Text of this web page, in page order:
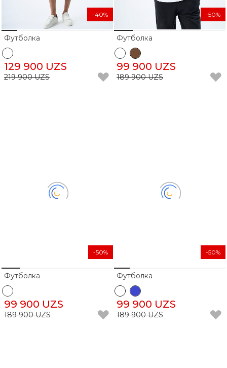
Футболка
129 900 UZS
219 900 UZS
-40%
Футболка
99 900 UZS
189 900 UZS
-50%
Футболка
99 900 UZS
189 900 UZS
-50%
Футболка
99 900 UZS
189 900 UZS
-50%